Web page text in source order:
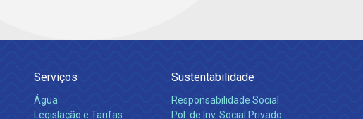
Serviços
Água
Legislação e Tarifas
Sustentabilidade
Responsabilidade Social
Pol. de Inv. Social Privado